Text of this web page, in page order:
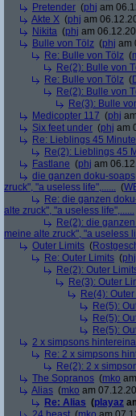
Pretender (phj am
Akte X (phj am
Nikita (phj am
Bulle von Tölz (phj am
Re: Bulle von Tölz (
Re(2): Bulle von
Re: Bulle von Tölz (
Re(2): Bulle von
Re(3): Bulle
Medicopter 117 (phj
Six feet under (phj am
Re: Lieblings 45
Re(2): Lieblings 45
Fastlane (phj am
die ganzen doku-
zruck", "a useless life",...... (
Re: die ganzen
alte zruck", "a useless life",......
Re(2): die
meine alte zruck", "a useless
Outer Limits (
Re: Outer Limits (phj
Re(2): Outer
Re(3): Outer
Re(4):
Re(5):
Re(5):
Re(5):
2 x simpsons
Re: 2 x simpsons
Re(2): 2 x
The Sopranos (mko
Alias (mko am
Re: Alias (playaz